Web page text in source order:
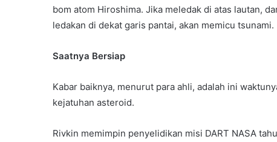
bom atom Hiroshima. Jika meledak di atas lautan,
ledakan di dekat garis pantai, akan memicu tsunami.
Saatnya Bersiap
Kabar baiknya, menurut para ahli, adalah ini
kejatuhan asteroid.
Rivkin memimpin penyelidikan misi DART NASA